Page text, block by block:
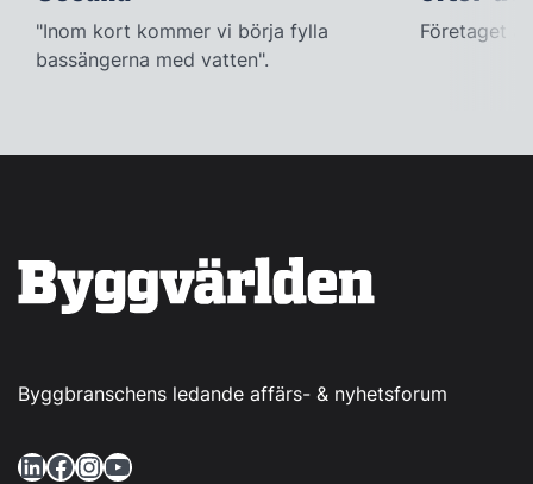
"Inom kort kommer vi börja fylla
bassängerna med vatten".
Företaget
Byggbranschens ledande affärs- & nyhetsforum
LinkedIn Facebook InstagramYouTube